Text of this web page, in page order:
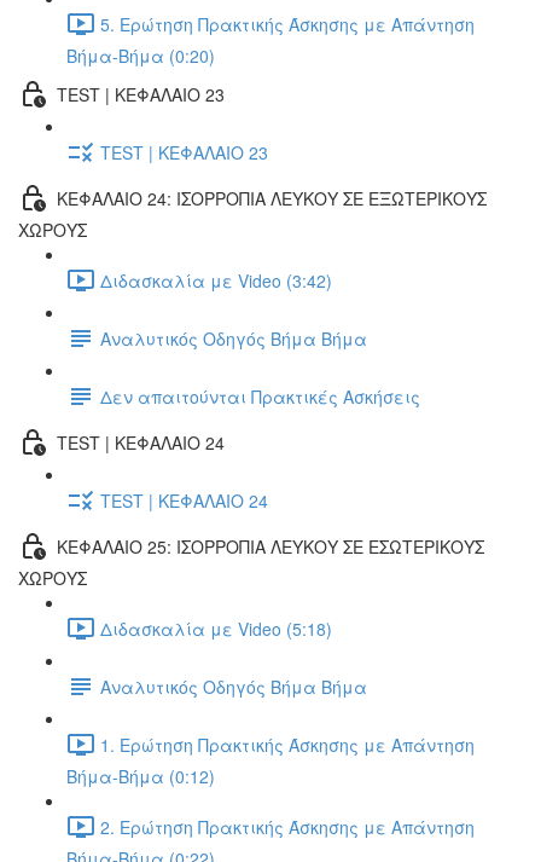
5. Ερώτηση Πρακτικής Άσκησης με Απάντηση
Βήμα-Βήμα (0:20)
TEST | ΚΕΦΑΛΑΙΟ 23
TEST | ΚΕΦΑΛΑΙΟ 23
ΚΕΦΑΛΑΙΟ 24: ΙΣΟΡΡΟΠΙΑ ΛΕΥΚΟΥ ΣΕ ΕΞΩΤΕΡΙΚΟΥΣ
ΧΩΡΟΥΣ
Διδασκαλία με Video (3:42)
Αναλυτικός Οδηγός Βήμα Βήμα
Δεν απαιτούνται Πρακτικές Ασκήσεις
TEST | ΚΕΦΑΛΑΙΟ 24
TEST | ΚΕΦΑΛΑΙΟ 24
ΚΕΦΑΛΑΙΟ 25: ΙΣΟΡΡΟΠΙΑ ΛΕΥΚΟΥ ΣΕ ΕΣΩΤΕΡΙΚΟΥΣ
ΧΩΡΟΥΣ
Διδασκαλία με Video (5:18)
Αναλυτικός Οδηγός Βήμα Βήμα
1. Ερώτηση Πρακτικής Άσκησης με Απάντηση
Βήμα-Βήμα (0:12)
2. Ερώτηση Πρακτικής Άσκησης με Απάντηση